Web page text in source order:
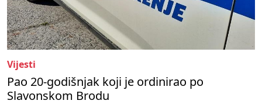
Vijesti
Pao 20-godišnjak koji je ordinirao po
Slavonskom Brodu